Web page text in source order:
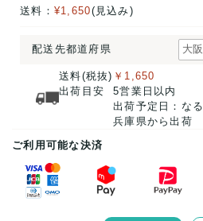
送料： ¥1,650(見込み)
配送先都道府県
送料(税抜)
出荷目安
￥1,650
5営業日以内
出荷予定日：な
兵庫県から出荷
ご利用可能な決済